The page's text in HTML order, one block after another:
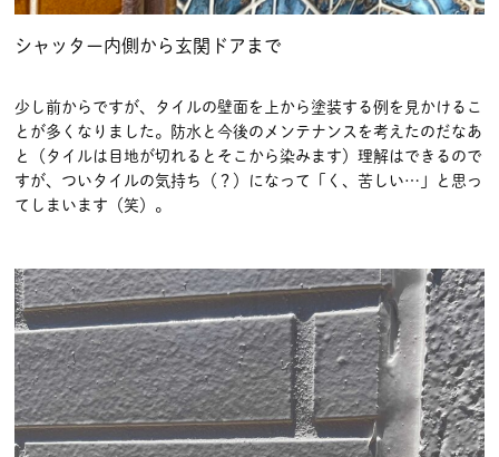
シャッター内側から玄関ドアまで
少し前からですが、タイルの壁面を上から塗装する例を見かけるこ
とが多くなりました。防水と今後のメンテナンスを考えたのだなあ
と（タイルは目地が切れるとそこから染みます）理解はできるので
すが、ついタイルの気持ち（？）になって「く、苦しい…」と思っ
てしまいます（笑）。